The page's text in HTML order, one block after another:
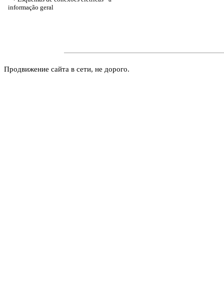
informação geral
Продвижение сайта в сети, не дорого.